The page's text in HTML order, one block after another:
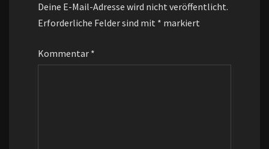
Deine E-Mail-Adresse wird nicht veröffentlicht.
Erforderliche Felder sind mit * markiert
Kommentar *